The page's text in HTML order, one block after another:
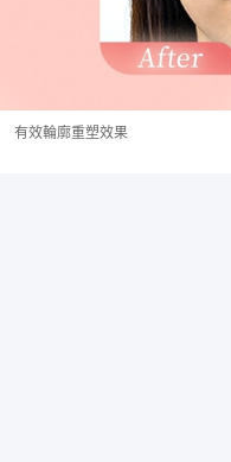
有效輪廓重塑效果